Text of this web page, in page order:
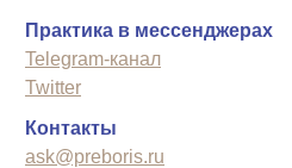
Практика в мессенджерах
Telegram-канал
Twitter
Контакты
ask@preboris.ru